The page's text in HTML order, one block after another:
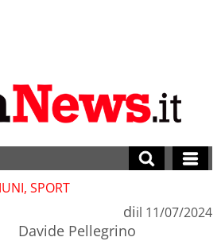
SPORT
di
Davide Pellegrino
il 11/07/2024